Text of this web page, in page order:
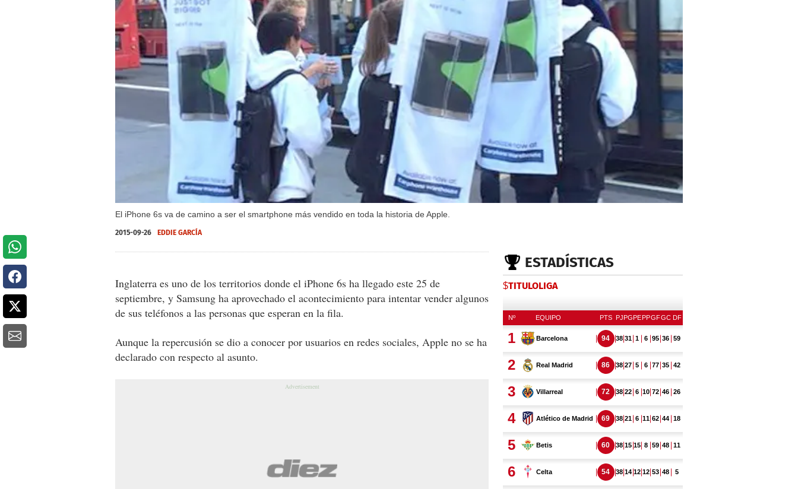
El iPhone 6s va de camino a ser el smartphone más vendido en toda la historia de Apple.
2015-09-26 EDDIE GARCÍA
Inglaterra es uno de los territorios donde el iPhone 6s ha llegado este 25 de
septiembre, y Samsung ha aprovechado el acontecimiento para intentar vender algunos
de sus teléfonos a las personas que esperan en la fila.
Aunque la repercusión se dio a conocer por usuarios en redes sociales, Apple no se ha
declarado con respecto al asunto.
ESTADÍSTICAS
$TITULOLIGA